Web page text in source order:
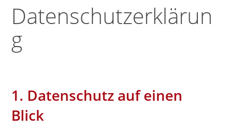
Datenschutzerklärun
g
1. Datenschutz auf einen
Blick